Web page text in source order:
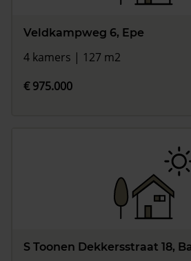
Veldkampweg 6, Epe
4 kamers | 127 m2
€ 975.000
S Toonen Dekkersstraat 18,